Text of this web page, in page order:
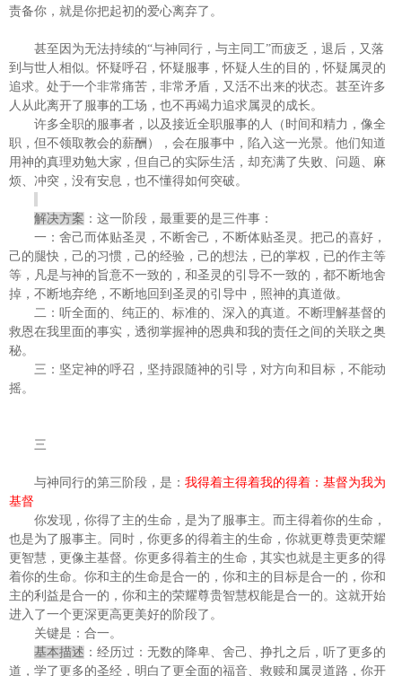
责备你，就是你把起初的爱心离弃了。
甚至因为无法持续的“与神同行，与主同工”而疲乏，退后，又落
到与世人相似。怀疑呼召，怀疑服事，怀疑人生的目的，怀疑属灵的
追求。处于一个非常痛苦，非常矛盾，又活不出来的状态。甚至许多
人从此离开了服事的工场，也不再竭力追求属灵的成长。
许多全职的服事者，以及接近全职服事的人（时间和精力，像全
职，但不领取教会的薪酬），会在服事中，陷入这一光景。他们知道
用神的真理劝勉大家，但自己的实际生活，却充满了失败、问题、麻
烦、冲突，没有安息，也不懂得如何突破。
解决方案 ：这一阶段，最重要的是三件事：
一：舍己而体贴圣灵，不断舍己，不断体贴圣灵。把己的喜好，
己的腿快，己的习惯，己的经验，己的想法，已的掌权，已的作主等
等，凡是与神的旨意不一致的，和圣灵的引导不一致的，都不断地舍
掉，不断地弃绝，不断地回到圣灵的引导中，照神的真道做。
二：听全面的、纯正的、标准的、深入的真道。不断理解基督的
救恩在我里面的事实，透彻掌握神的恩典和我的责任之间的关联之奥
秘。
三：坚定神的呼召，坚持跟随神的引导，对方向和目标，不能动
摇。
三
与神同行的第三阶段，是： 我得着主得着我的得着：基督为我为
基督
你发现，你得了主的生命，是为了服事主。而主得着你的生命，
也是为了服事主。同时，你更多的得着主的生命，你就更尊贵更荣耀
更智慧，更像主基督。你更多得着主的生命，其实也就是主更多的得
着你的生命。你和主的生命是合一的，你和主的目标是合一的，你和
主的利益是合一的，你和主的荣耀尊贵智慧权能是合一的。这就开始
进入了一个更深更高更美好的阶段了。
关键是：合一。
基本描述 ：经历过：无数的降卑、舍己、挣扎之后，听了更多的
道，学了更多的圣经，明白了更全面的福音、救赎和属灵道路，你开